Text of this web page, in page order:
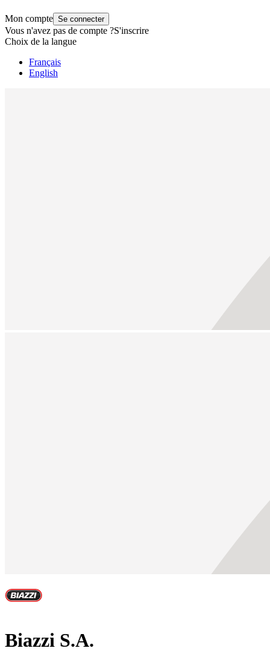
Mon compte Se connecter
Vous n'avez pas de compte ?S'inscrire
Choix de la langue
Français
English
Biazzi S.A.